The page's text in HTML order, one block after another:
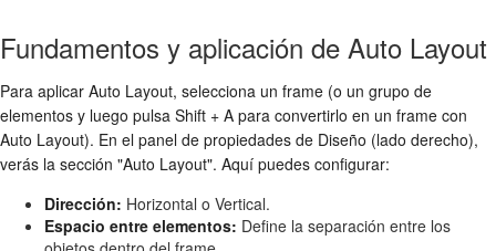
Fundamentos y aplicación de Auto Layout
Para aplicar Auto Layout, selecciona un frame (o un grupo de
elementos y luego pulsa Shift + A para convertirlo en un frame con
Auto Layout). En el panel de propiedades de Diseño (lado derecho),
verás la sección "Auto Layout". Aquí puedes configurar:
Dirección: Horizontal o Vertical.
Espacio entre elementos: Define la separación entre los